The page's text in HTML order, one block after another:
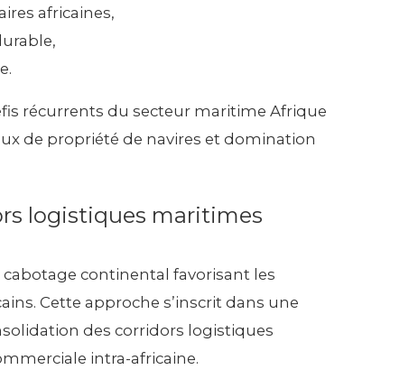
africaines,
récurrents du secteur maritime Afrique
de propriété de navires et domination
logistiques maritimes
continental favorisant les
Cette approche s’inscrit dans une
des corridors logistiques
intra-africaine.